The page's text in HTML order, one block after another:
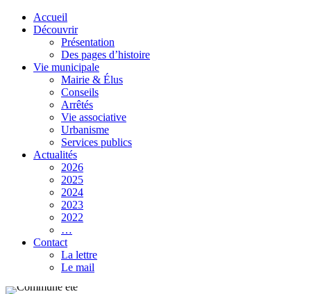
Accueil
Découvrir
Présentation
Des pages d’histoire
Vie municipale
Mairie & Élus
Conseils
Arrêtés
Vie associative
Urbanisme
Services publics
Actualités
2026
2025
2024
2023
2022
…
Contact
La lettre
Le mail